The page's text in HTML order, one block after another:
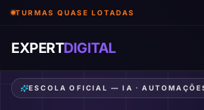
TURMAS QUASE LOTADAS
EXPERTDIGITAL
ESCOLA OFICIAL — IA ·